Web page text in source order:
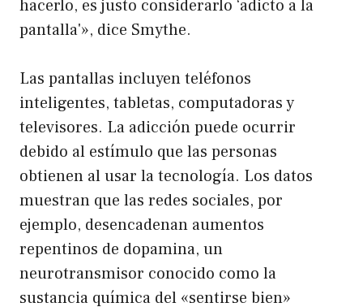
hacerlo, es justo considerarlo ‘adicto a la
pantalla'», dice Smythe.
Las pantallas incluyen teléfonos
inteligentes, tabletas, computadoras y
televisores. La adicción puede ocurrir
debido al estímulo que las personas
obtienen al usar la tecnología. Los datos
muestran que las redes sociales, por
ejemplo, desencadenan aumentos
repentinos de dopamina, un
neurotransmisor conocido como la
sustancia química del «sentirse bien»